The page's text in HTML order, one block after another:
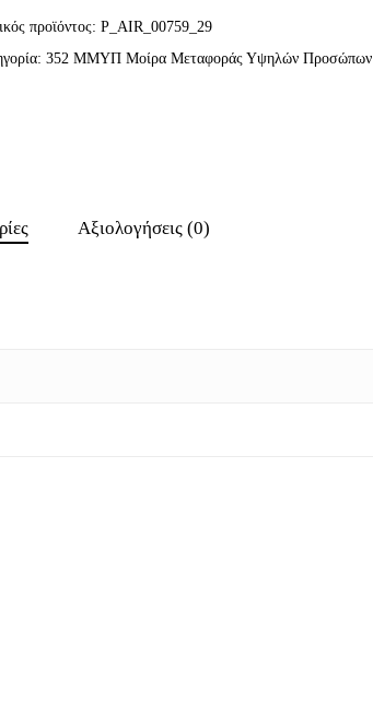
προϊόντος: P_AIR_00759_29
352 ΜΜΥΠ Μοίρα Μεταφοράς Υψηλών Προσώπων
Αξιολογήσεις (0)